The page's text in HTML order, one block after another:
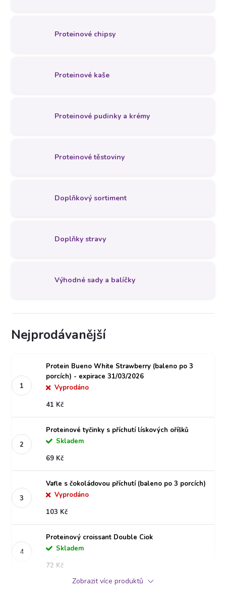
Proteinové chipsy
Proteinové kaše
Proteinové pudinky a krémy
Proteinové těstoviny
Doplňkový sortiment
Doplňky stravy
Výhodné sady a balíčky
Nejprodávanější
Protein Bueno White Strawberry (baleno po 3
porcích) - expirace 31/03/2026
Vyprodáno
41 Kč
Proteinové tyčinky s příchutí lískových oříšků
Skladem
69 Kč
Vafle s čokoládovou příchutí (baleno po 3 porcích)
Vyprodáno
103 Kč
Proteinový croissant Double Ciok
Skladem
72 Kč
Zobrazit více produktů